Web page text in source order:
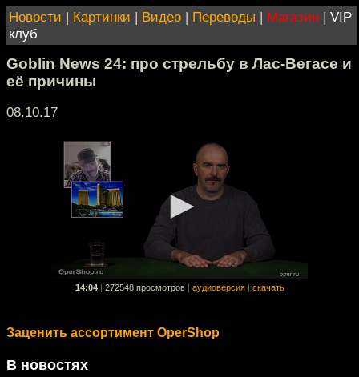
Новости | Картинки | Видео | Переводы | Магазин | VIP
клуб
Goblin News 24: про стрельбу в Лас-Вегасе и
её причины
08.10.17
14:04 272548 просмотров аудиоверсия скачать
Заценить ассортимент OperShop
В новостях